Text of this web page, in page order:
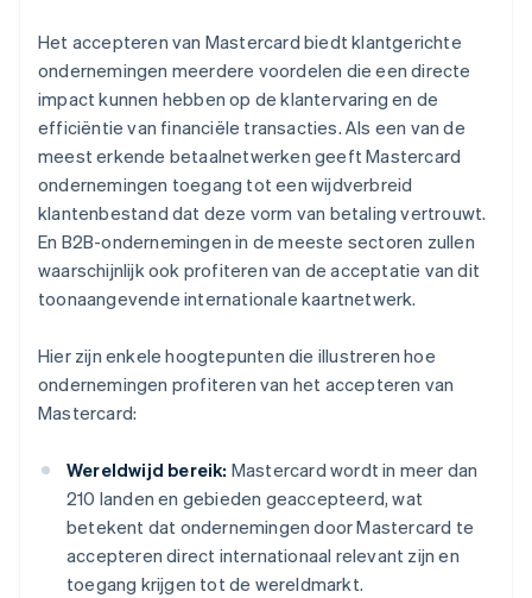
Het accepteren van Mastercard biedt klantgerichte
ondernemingen meerdere voordelen die een directe
impact kunnen hebben op de klantervaring en de
efficiëntie van financiële transacties. Als een van de
meest erkende betaalnetwerken geeft Mastercard
ondernemingen toegang tot een wijdverbreid
klantenbestand dat deze vorm van betaling vertrouwt.
En B2B-ondernemingen in de meeste sectoren zullen
waarschijnlijk ook profiteren van de acceptatie van dit
toonaangevende internationale kaartnetwerk.
Hier zijn enkele hoogtepunten die illustreren hoe
ondernemingen profiteren van het accepteren van
Mastercard:
Wereldwijd bereik: Mastercard wordt in meer dan
210 landen en gebieden geaccepteerd, wat
betekent dat ondernemingen door Mastercard te
accepteren direct internationaal relevant zijn en
toegang krijgen tot de wereldmarkt.